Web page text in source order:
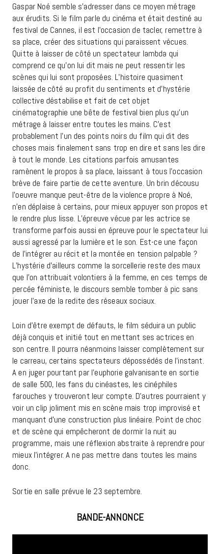
Gaspar Noé semble s’adresser dans ce moyen métrage
aux érudits. Si le film parle du cinéma et était destiné au
festival de Cannes, il est l’occasion de tacler, remettre à
sa place, créer des situations qui paraissent vécues.
Quitte à laisser de côté un spectateur lambda qui
comprend ce qu’on lui dit mais ne peut ressentir les
scènes qui lui sont proposées. L’histoire quasiment
laissée de côté au profit du sentiments et d’hystérie
collective déstabilise et fait de cet objet
cinématographie une bête de festival bien plus qu’un
métrage à laisser entre toutes les mains. C’est
probablement l’un des points noirs du film qui dit des
choses mais finalement sans trop en dire et sans les dire
à tout le monde. Les citations parfois amusantes
ramènent le propos à sa place, laissant à tous l’occasion
brève de faire partie de cette aventure. Un brin décousu
l’oeuvre manque peut-être de la violence propre à Noé,
n’en déplaise à certains, pour mieux appuyer son propos et
le rendre plus lisse. L’épreuve vécue par les actrice se
transforme parfois aussi en épreuve pour le spectateur lui
aussi agressé par la lumière et le son. Est-ce une façon
de l’intégrer au récit et la montée en tension palpable ?
L’hystérie d’ailleurs comme la sorcellerie reste des maux
que l’on attribuait volontiers à la femme, en ces temps de
percée féministe, le discours semble tomber à pic sans
jouer l’axe de la redite des réseaux sociaux.
Loin d’être exempt de défauts, le film séduira un public
déjà conquis et initié tout en mettant ses actrices en
son centre. Il pourra néanmoins laisser complètement sur
le carreau, certains spectateurs dépossédés de l’instant.
A en juger pourtant par l’euphorie galvanisante en sortie
de salle 500, les fans du cinéastes, les cinéphiles
farouches y trouveront leur compte. D’autres pourraient y
voir un clip joliment mis en scène mais trop improvisé et
manquant d’une construction plus linéaire. Point de choc
et de scène qui empêcheront de dormir la nuit au
programme, mais une réflexion abstraite à reprendre pour
mieux l’intégrer. A ne pas mettre dans toutes les mains
donc.
Sortie en salle prévue le 23 septembre.
BANDE-ANNONCE